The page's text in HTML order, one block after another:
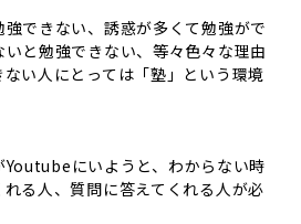
できない、誘惑が多くて勉強がで
と勉強できない、等々色々な理由
い人にとっては「塾」という環境
Youtubeにいようと、わからない時
る人、質問に答えてくれる人が必